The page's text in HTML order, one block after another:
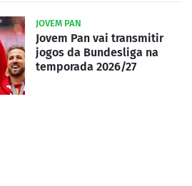
JOVEM PAN
Jovem Pan vai transmitir
jogos da Bundesliga na
temporada 2026/27